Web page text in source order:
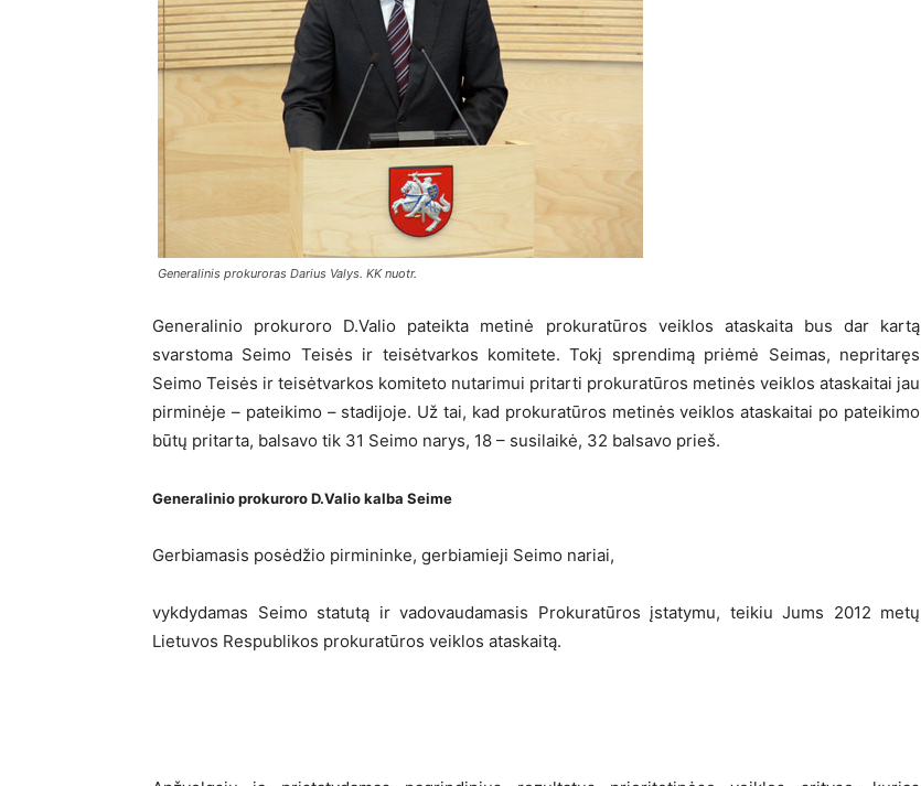
Generalinis prokuroras Darius Valys. KK nuotr.
Generalinio prokuroro D.Valio pateikta metinė prokuratūros veiklos ataskaita bus dar kartą
svarstoma Seimo Teisės ir teisėtvarkos komitete. Tokį sprendimą priėmė Seimas, nepritaręs
Seimo Teisės ir teisėtvarkos komiteto nutarimui pritarti prokuratūros metinės veiklos ataskaitai jau
pirminėje – pateikimo – stadijoje. Už tai, kad prokuratūros metinės veiklos ataskaitai po pateikimo
būtų pritarta, balsavo tik 31 Seimo narys, 18 – susilaikė, 32 balsavo prieš.
Generalinio prokuroro D.Valio kalba Seime
Gerbiamasis posėdžio pirmininke, gerbiamieji Seimo nariai,
vykdydamas Seimo statutą ir vadovaudamasis Prokuratūros įstatymu, teikiu Jums 2012 metų
Lietuvos Respublikos prokuratūros veiklos ataskaitą.